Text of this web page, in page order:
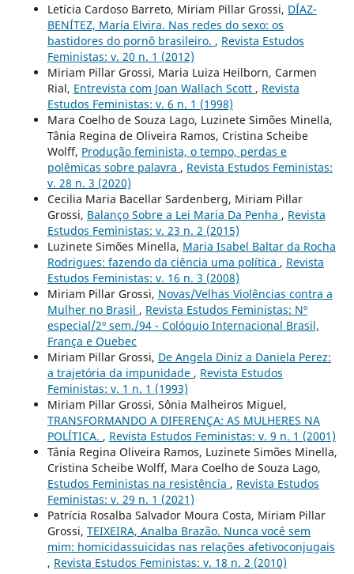
Letícia Cardoso Barreto, Miriam Pillar Grossi, DÍAZ-
BENÍTEZ, María Elvira. Nas redes do sexo: os
bastidores do pornô brasileiro. , Revista Estudos
Feministas: v. 20 n. 1 (2012)
Miriam Pillar Grossi, Maria Luiza Heilborn, Carmen
Rial, Entrevista com Joan Wallach Scott , Revista
Estudos Feministas: v. 6 n. 1 (1998)
Mara Coelho de Souza Lago, Luzinete Simões Minella,
Tânia Regina de Oliveira Ramos, Cristina Scheibe
Wolff, Produção feminista, o tempo, perdas e
polêmicas sobre palavra , Revista Estudos Feministas:
v. 28 n. 3 (2020)
Cecilia Maria Bacellar Sardenberg, Miriam Pillar
Grossi, Balanço Sobre a Lei Maria Da Penha , Revista
Estudos Feministas: v. 23 n. 2 (2015)
Luzinete Simões Minella, Maria Isabel Baltar da Rocha
Rodrigues: fazendo da ciência uma política , Revista
Estudos Feministas: v. 16 n. 3 (2008)
Miriam Pillar Grossi, Novas/Velhas Violências contra a
Mulher no Brasil , Revista Estudos Feministas: Nº
especial/2º sem./94 - Colóquio Internacional Brasil,
França e Quebec
Miriam Pillar Grossi, De Angela Diniz a Daniela Perez:
a trajetória da impunidade , Revista Estudos
Feministas: v. 1 n. 1 (1993)
Miriam Pillar Grossi, Sônia Malheiros Miguel,
TRANSFORMANDO A DIFERENÇA: AS MULHERES NA
POLÍTICA. , Revista Estudos Feministas: v. 9 n. 1 (2001)
Tânia Regina Oliveira Ramos, Luzinete Simões Minella,
Cristina Scheibe Wolff, Mara Coelho de Souza Lago,
Estudos Feministas na resistência , Revista Estudos
Feministas: v. 29 n. 1 (2021)
Patrícia Rosalba Salvador Moura Costa, Miriam Pillar
Grossi, TEIXEIRA, Analba Brazão. Nunca você sem
mim: homicidassuicidas nas relações afetivoconjugais
, Revista Estudos Feministas: v. 18 n. 2 (2010)